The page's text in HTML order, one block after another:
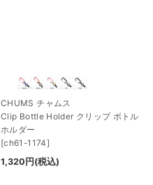
CHUMS チャムス
Clip Bottle Holder クリップ ボトル
ホルダー
[ch61-1174]
1,320 円 (税込)